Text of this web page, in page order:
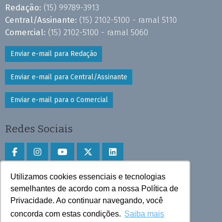
Utilizamos cookies essenciais e tecnologias
semelhantes de acordo com a nossa Política de
Privacidade. Ao continuar navegando, você
concorda com estas condições. Saiba mais
Redação: (15) 99789-3913
Central/Assinante: (15) 2102-5100 - ramal 5110
Comercial: (15) 2102-5100 - ramal 5060
Enviar e-mail para Redação
Enviar e-mail para Central/Assinante
Enviar e-mail para o Comercial
Redes Sociais
Faça download do aplicativo
Play Store e App Store